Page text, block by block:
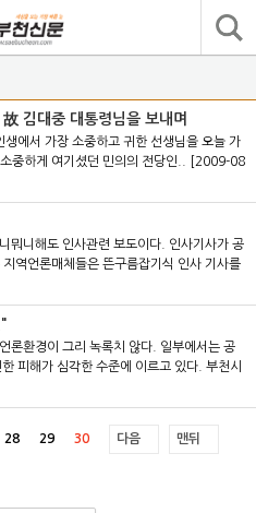
김대중 대통령님을 보내며
에서 가장 소중하고 귀한 선생님을 오늘 가
중하게 여기셨던 민의의 전당인..
[2009-08
뭐니해도 인사관련 보도이다. 인사기사가 공
역언론매체들은 뜬구름잡기식 인사 기사를
론환경이 그리 녹록치 않다. 일부에서는 공
피해가 심각한 수준에 이르고 있다. 부천시
28 29 30 다음 맨뒤